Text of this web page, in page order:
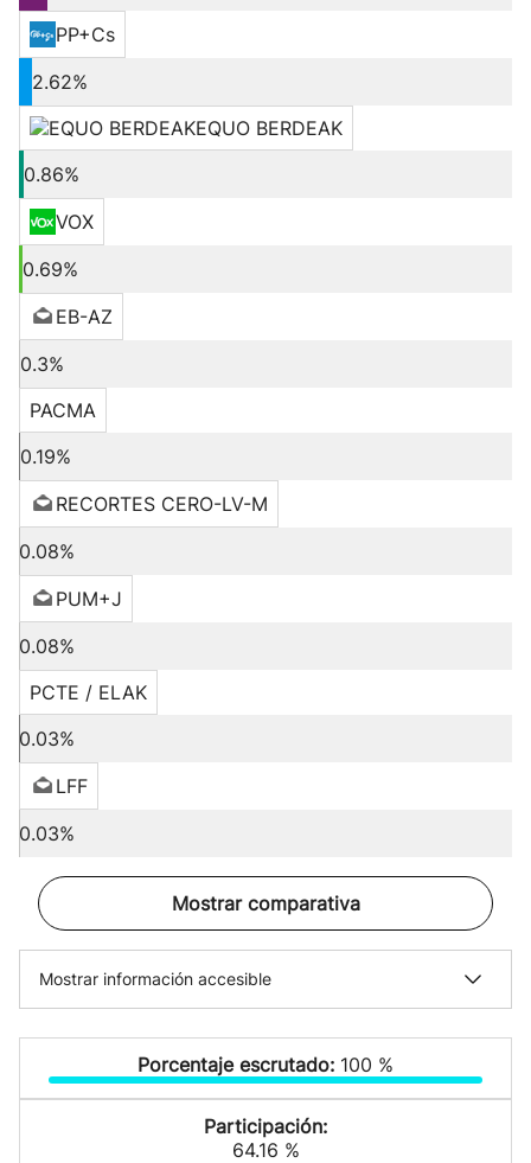
PP+Cs
2.62%
EQUO BERDEAK
0.86%
VOX
0.69%
EB-AZ
0.3%
PACMA
0.19%
RECORTES CERO-LV-M
0.08%
PUM+J
0.08%
PCTE / ELAK
0.03%
LFF
0.03%
Mostrar comparativa
Mostrar información accesible
Porcentaje escrutado: 100 %
Participación:
64.16 %